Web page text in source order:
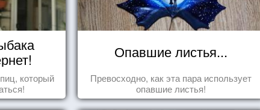
который
Опавшие листья...
Превосходно, как эта пара использует
опавшие листья!